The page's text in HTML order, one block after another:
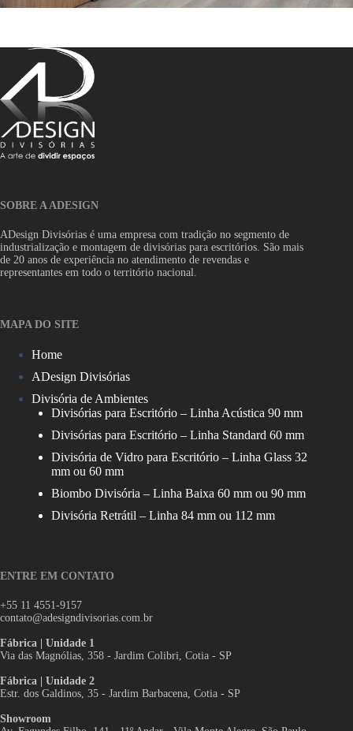
SOBRE A ADESIGN
ADesign Divisórias é uma empresa com tradição no segmento de
industrialização e montagem de divisórias para escritórios. São mais
de 20 anos de experiência no atendimento de revendas e
representantes em todo o território nacional.
MAPA DO SITE
Home
ADesign Divisórias
Divisória de Ambientes
Divisórias para Escritório – Linha Acústica 90 mm
Divisórias para Escritório – Linha Standard 60 mm
Divisória de Vidro para Escritório – Linha Glass 32
mm ou 60 mm
Biombo Divisória – Linha Baixa 60 mm ou 90 mm
Divisória Retrátil – Linha 84 mm ou 112 mm
ENTRE EM CONTATO
+55 11 4551-9157
contato@adesigndivisorias.com.br
Fábrica | Unidade 1
Via das Magnólias, 358 - Jardim Colibri, Cotia - SP
Fábrica | Unidade 2
Estr. dos Galdinos, 35 - Jardim Barbacena, Cotia - SP
Showroom